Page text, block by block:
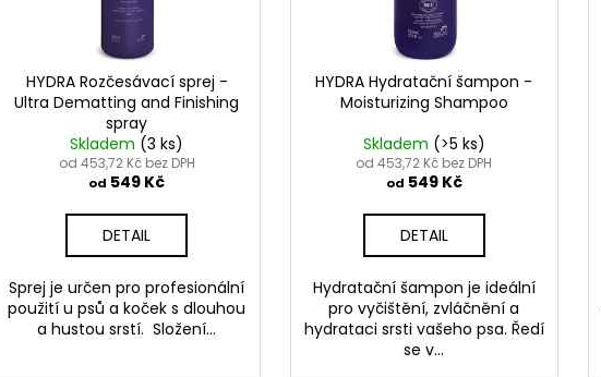
HYDRA Rozčesávací sprej -
Ultra Dematting and Finishing
spray
Skladem (3 ks)
od 453,72 Kč bez DPH
od 549 Kč
DETAIL
Sprej je určen pro profesionální
použití u psů a koček s dlouhou
a hustou srstí. Složení...
HYDRA Hydratační šampon -
Moisturizing Shampoo
Skladem (>5 ks)
od 453,72 Kč bez DPH
od 549 Kč
DETAIL
Hydratační šampon je ideální
pro vyčištění, zvláčnění a
hydrataci srsti vašeho psa. Ředí
se v...
549 Kč